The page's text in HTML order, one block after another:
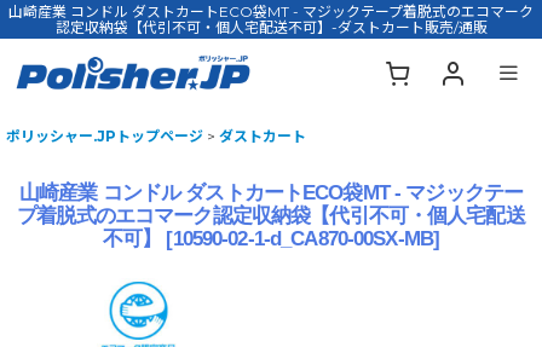
山崎産業 コンドル ダストカートECO袋MT - マジックテープ着脱式のエコマーク
認定収納袋【代引不可・個人宅配送不可】-ダストカート販売/通販
ポリッシャー.JPトップページ > ダストカート
山崎産業 コンドル ダストカートECO袋MT - マジックテー
プ着脱式のエコマーク認定収納袋【代引不可・個人宅配送
不可】
[10590-02-1-d_CA870-00SX-MB]